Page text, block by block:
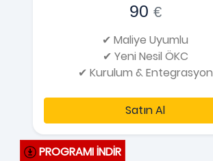
90 €
✔ Maliye Uyumlu
✔ Yeni Nesil ÖKC
✔ Kurulum & Entegrasyon
Satın Al
PROGRAMI İNDİR